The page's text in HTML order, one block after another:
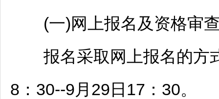
(一)网上报名及资格审
报名采取网上报名的方
8：30--9月29日17：30。